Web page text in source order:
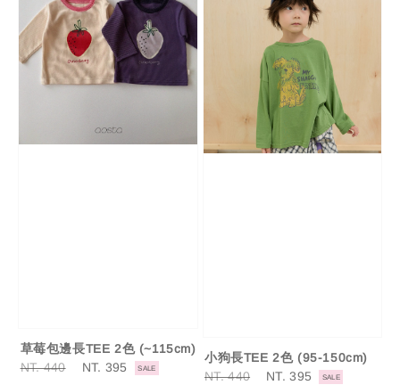
草莓包邊長TEE 2色 (~115cm)
Regular
NT. 440
Sale
NT. 395 SALE
小狗長TEE 2色 (95-150cm)
Regular
NT. 440
Sale
NT. 395 SALE